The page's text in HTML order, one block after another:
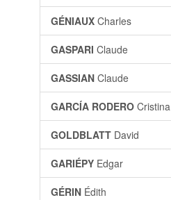
GÉNIAUX Charles
GASPARI Claude
GASSIAN Claude
GARCÍA RODERO Cristina
GOLDBLATT David
GARIÉPY Edgar
GÉRIN Édith